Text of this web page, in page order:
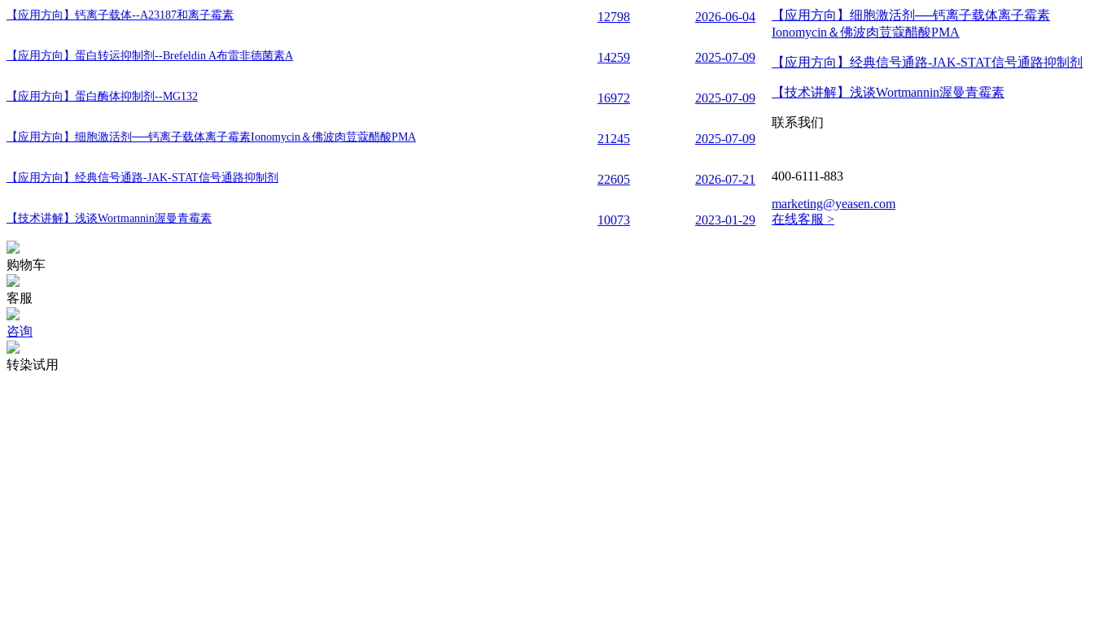
【应用方向】 钙离子载体--A23187和离子霉素 12798 2026-06-04
【应用方向】 蛋白转运抑制剂--Brefeldin A布雷非德菌素A 14259 2025-07-09
【应用方向】 蛋白酶体抑制剂--MG132 16972 2025-07-09
【应用方向】 细胞激活剂──钙离子载体离子霉素Ionomycin＆佛波肉荳蔻醋酸PMA 21245 2025-07-09
【应用方向】 经典信号通路-JAK-STAT信号通路抑制剂 22605 2026-07-21
【技术讲解】 浅谈Wortmannin渥曼青霉素 10073 2023-01-29
【应用方向】 细胞激活剂──钙离子载体离子霉素
Ionomycin＆佛波肉荳蔻醋酸PMA
【应用方向】 经典信号通路-JAK-STAT信号通路抑制剂
【技术讲解】 浅谈Wortmannin渥曼青霉素
联系我们
400-6111-883
marketing@yeasen.com
在线客服 >
购物车
客服
咨询
转染试用